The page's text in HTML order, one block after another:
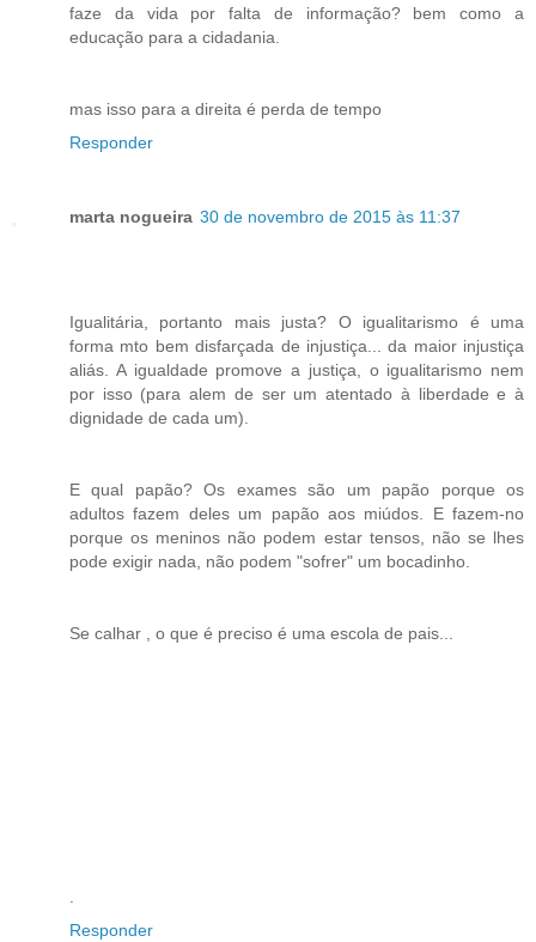
faze da vida por falta de informação? bem como a
educação para a cidadania.
mas isso para a direita é perda de tempo
Responder
marta nogueira 30 de novembro de 2015 às 11:37
Igualitária, portanto mais justa? O igualitarismo é uma
forma mto bem disfarçada de injustiça... da maior injustiça
aliás. A igualdade promove a justiça, o igualitarismo nem
por isso (para alem de ser um atentado à liberdade e à
dignidade de cada um).
E qual papão? Os exames são um papão porque os
adultos fazem deles um papão aos miúdos. E fazem-no
porque os meninos não podem estar tensos, não se lhes
pode exigir nada, não podem "sofrer" um bocadinho.
Se calhar , o que é preciso é uma escola de pais...
.
Responder